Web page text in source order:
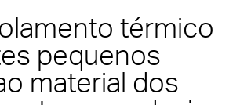
térmico
pequenos
material dos